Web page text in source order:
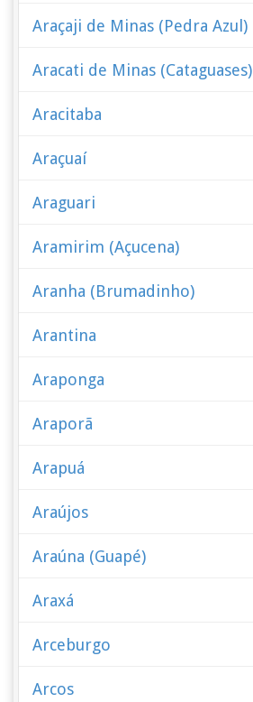
Araçaji de Minas (Pedra Azul)
Aracati de Minas (Cataguases)
Aracitaba
Araçuaí
Araguari
Aramirim (Açucena)
Aranha (Brumadinho)
Arantina
Araponga
Araporã
Arapuá
Araújos
Araúna (Guapé)
Araxá
Arceburgo
Arcos